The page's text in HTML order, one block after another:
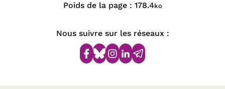
Poids de la page : 178.4ko
Nous suivre sur les réseaux :